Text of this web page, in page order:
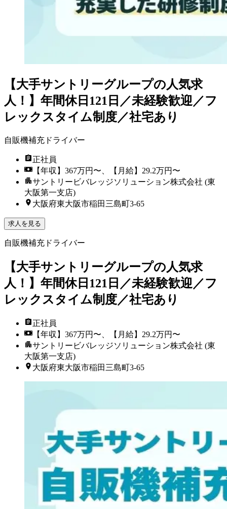
【大手サントリーグループの人気求
人！】年間休日121日／未経験歓迎／フ
レックスタイム制度／社宅あり
自販機補充ドライバー
正社員
【年収】367万円〜、【月給】29.2万円〜
サントリービバレッジソリューション株式会社 (東
大阪第一支店)
大阪府東大阪市稲田三島町3-65
求人を見る
自販機補充ドライバー
【大手サントリーグループの人気求
人！】年間休日121日／未経験歓迎／フ
レックスタイム制度／社宅あり
正社員
【年収】367万円〜、【月給】29.2万円〜
サントリービバレッジソリューション株式会社 (東
大阪第一支店)
大阪府東大阪市稲田三島町3-65